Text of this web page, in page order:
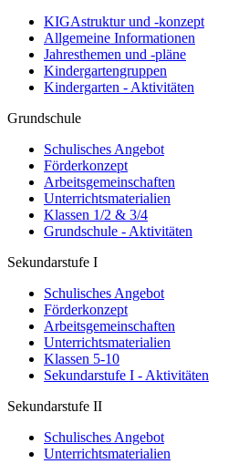
KIGAstruktur und -konzept
Allgemeine Informationen
Jahresthemen und -pläne
Kindergartengruppen
Kindergarten - Aktivitäten
Grundschule
Schulisches Angebot
Förderkonzept
Arbeitsgemeinschaften
Unterrichtsmaterialien
Klassen 1/2 & 3/4
Grundschule - Aktivitäten
Sekundarstufe I
Schulisches Angebot
Förderkonzept
Arbeitsgemeinschaften
Unterrichtsmaterialien
Klassen 5-10
Sekundarstufe I - Aktivitäten
Sekundarstufe II
Schulisches Angebot
Unterrichtsmaterialien